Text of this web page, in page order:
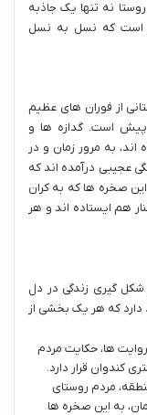
نه تنها یک جاذبه
است که نسل به نسل
از فوران های عظیم
حدود ۱۴۰ هزار سال پیش است. گدازه ها و
به مرور زمان و در
عجیبی درآمده اند که
صخره ها که به کران
هم ایستاده اند و هر
شکل گیری زندگی در دل
دارد که هر یک بخشی از
ها، حکایت مردم
است که در فاصله ۲ کیلومتری کندوان قرار دارد.
مردم روستای
به این صخره ها